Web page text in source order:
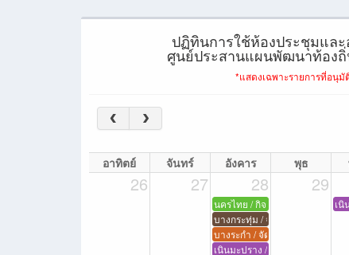
ปฏิทินการใช้ห้องประชุมแล
ศูนย์ประสานแผนพัฒนาท้องถิ่
*แสดงเฉพาะรายการที่อนุมั
อาทิตย์ จันทร์ อังคาร พุธ
26 27 28 29
นครไทย / กิจกรรมเฉลิมพระเกีเนิ
บางกระทุ่ม / จัดกิจกรรมเฉลิมพระ
บางระกำ / จัดงานพิธี
เนินมะปราง / จัดกิจกรรมเฉลิมพร